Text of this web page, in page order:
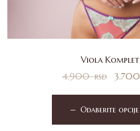
Viola Komplet
4.900rsd 3.700
Odaberite opcije